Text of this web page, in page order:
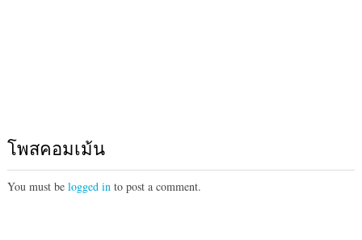
โพสคอมเม้น
You must be logged into post a comment.